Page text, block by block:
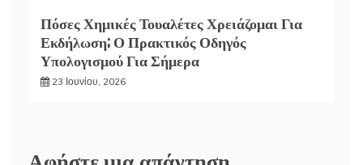
Πόσες Χημικές Τουαλέτες Χρειάζομαι Για
Εκδήλωση; Ο Πρακτικός Οδηγός
Υπολογισμού Για Σήμερα
23 Ιουνίου, 2026